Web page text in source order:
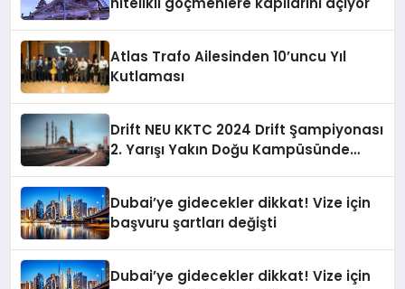
Atlas Trafo Ailesinden 10’uncu Yıl
Kutlaması
Drift NEU KKTC 2024 Drift Şampiyonası
2. Yarışı Yakın Doğu Kampüsünde
Dubai’ye gidecekler dikkat! Vize için
başvuru şartları değişti
Dubai’ye gidecekler dikkat! Vize için